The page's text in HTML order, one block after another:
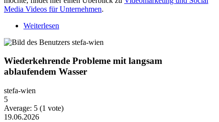
Media Videos für Unternehmen.
Weiterlesen
Wiederkehrende Probleme mit langsam
ablaufendem Wasser
stefa-wien
5
Average: 5 (1 vote)
19.06.2026